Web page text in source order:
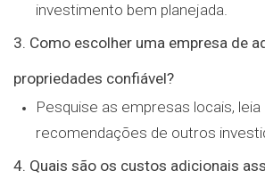
investimento bem planejada.
3. Como escolher uma empresa de
propriedades confiável?
Pesquise as empresas locais,
recomendações de outros
4. Quais são os custos adicionais